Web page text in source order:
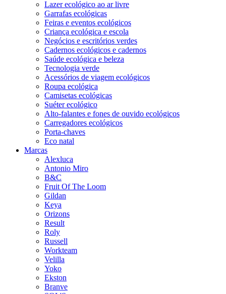
Lazer ecológico ao ar livre
Garrafas ecológicas
Feiras e eventos ecológicos
Criança ecológica e escola
Negócios e escritórios verdes
Cadernos ecológicos e cadernos
Saúde ecológica e beleza
Tecnologia verde
Acessórios de viagem ecológicos
Roupa ecológica
Camisetas ecológicas
Suéter ecológico
Alto-falantes e fones de ouvido ecológicos
Carregadores ecológicos
Porta-chaves
Eco natal
Marcas
Alexluca
Antonio Miro
B&C
Fruit Of The Loom
Gildan
Keya
Orizons
Result
Roly
Russell
Workteam
Velilla
Yoko
Ekston
Branve